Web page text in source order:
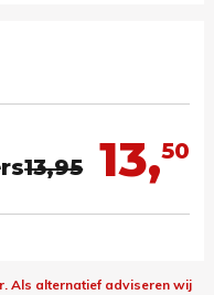
13,50
13,95
Als alternatief adviseren wij